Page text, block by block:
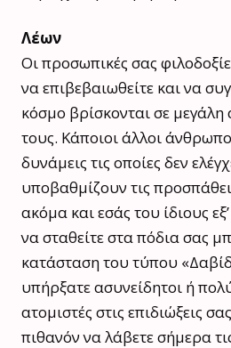
Λέων
Οι προσωπικές σας
να επιβεβαιωθείτε και να
κόσμο βρίσκονται σε μεγάλη
τους. Κάποιοι άλλοι
δυνάμεις τις οποίες δεν
υποβαθμίζουν τις
ακόμα και εσάς του ίδιους
να σταθείτε στα πόδια σας
κατάσταση του τύπου
υπήρξατε ασυνείδητοι ή
ατομιστές στις επιδιώξεις
πιθανόν να λάβετε σήμερα